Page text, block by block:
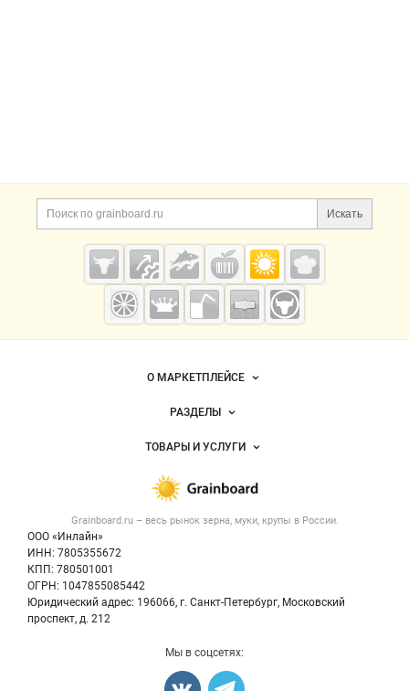
Искать
Grainboard.ru
— зерно и
мука
Grainboard.ru – весь рынок зерна, муки, крупы в России.
ООО «Инлайн»
ИНН: 7805355672
КПП: 780501001
ОГРН: 1047855085442
Юридический адрес: 196066, г. Санкт-Петербург, Московский
проспект, д. 212
О МАРКЕТПЛЕЙСЕ
Новости Grainboard.ru
Размещение рекламы
Публичная оферта
Контактная информация
Политика обработки персональных данных
РАЗДЕЛЫ
Объявления
Новости рынка
ТОВАРЫ И УСЛУГИ
Крупы
Мука
Мы в соцсетях: